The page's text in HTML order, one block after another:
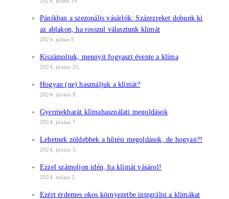
Pánikban a szezonális vásárlók: Százezreket dobunk ki
az ablakon, ha rosszul választunk klímát
2024. július 5.
Kiszámoltuk, mennyit fogyaszt évente a klíma
2024. június 21.
Hogyan (ne) használjuk a klímát?
2024. június 9.
Gyermekbarát klímahasználati megoldások
2024. június 7.
Lehetnek zöldebbek a hűtési megoldások, de hogyan?!
2024. június 5.
Ezzel számoljon idén, ha klímát vásárol!
2024. május 2.
Ezért érdemes okos környezetbe integrálni a klímákat